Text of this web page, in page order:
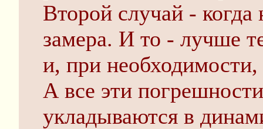
Второй случай - когда
замера. И то - лучше
и, при
А все эти
укладываются в